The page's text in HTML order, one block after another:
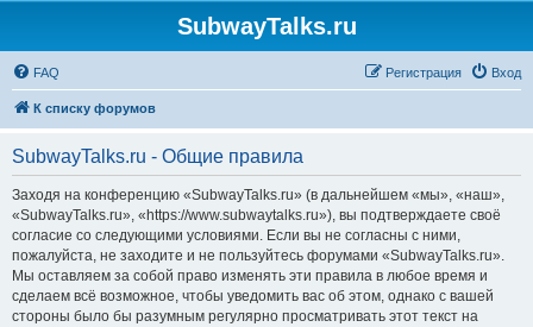
SubwayTalks.ru
FAQ Вход
Регистрация
К списку форумов
SubwayTalks.ru - Общие правила
Заходя на конференцию «SubwayTalks.ru» (в дальнейшем «мы», «наш»,
«SubwayTalks.ru», «https://www.subwaytalks.ru»), вы подтверждаете своё
согласие со следующими условиями. Если вы не согласны с ними,
пожалуйста, не заходите и не пользуйтесь форумами «SubwayTalks.ru».
Мы оставляем за собой право изменять эти правила в любое время и
сделаем всё возможное, чтобы уведомить вас об этом, однако с вашей
стороны было бы разумным регулярно просматривать этот текст на